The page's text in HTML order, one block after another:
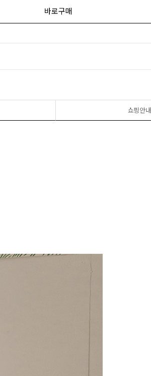
바로구매
쇼핑안내